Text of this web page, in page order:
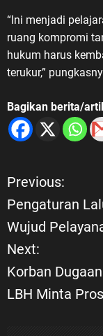
“Ini menjadi
ruang kompromi
hukum harus
terukur,”
Bagikan berita/
N
a
v
i
Previous:
Pengaturan
Wujud
Next:
Korban
LBH Minta